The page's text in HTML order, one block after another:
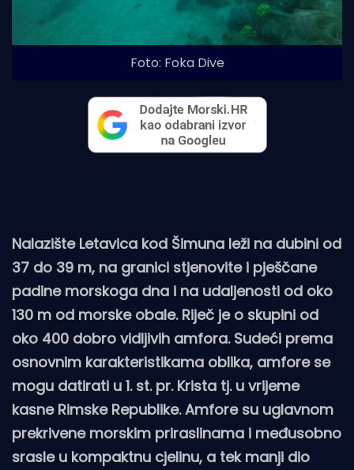
Foto: Foka Dive
Nalazište Letavica kod Šimuna leži na dubini od
37 do 39 m, na granici stjenovite i pješčane
padine morskoga dna i na udaljenosti od oko
130 m od morske obale. Riječ je o skupini od
oko 400 dobro vidljivih amfora. Sudeći prema
osnovnim karakteristikama oblika, amfore se
mogu datirati u 1. st. pr. Krista tj. u vrijeme
kasne Rimske Republike. Amfore su uglavnom
prekrivene morskim priraslinama i međusobno
srasle u kompaktnu cjelinu, a tek manji dio